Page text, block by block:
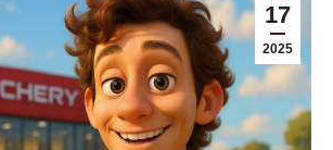
17
2025